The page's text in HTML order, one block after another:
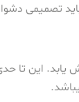
تصمیمی
یابد. این تا